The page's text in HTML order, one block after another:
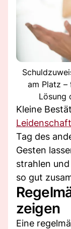
am Platz –
Lösung
Kleine
Leidenschaft
Tag des
Gesten
strahlen
so gut
zeigen
Eine